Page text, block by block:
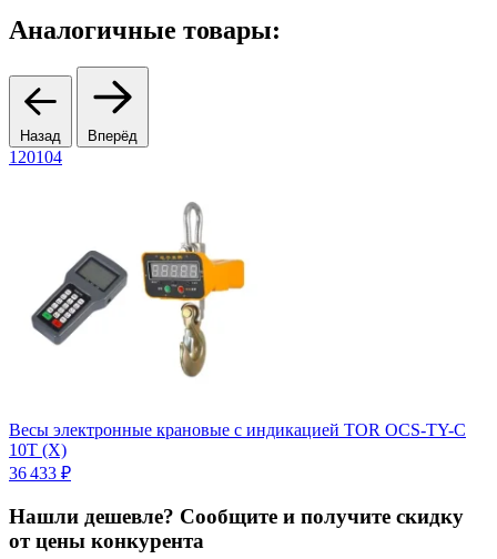
Аналогичные товары:
Назад Вперёд
120104
Весы электронные крановые с индикацией TOR OCS-TY-С
10T (X)
36 433 ₽
Нашли дешевле? Сообщите и получите скидку
от цены конкурента